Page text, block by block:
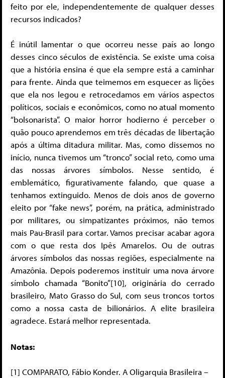
feito por ele, independentemente de qualquer desses
recursos indicados?
É inútil lamentar o que ocorreu nesse país ao longo
desses cinco séculos de existência. Se existe uma coisa
que a história ensina é que ela sempre está a caminhar
para frente. Ainda que teimemos em esquecer as lições
que ela nos legou e retrocedamos em vários aspectos
políticos, sociais e econômicos, como no atual momento
“bolsonarista”. O maior horror hodierno é perceber o
quão pouco aprendemos em três décadas de libertação
após a última ditadura militar. Mas, como dissemos no
início, nunca tivemos um “tronco” social reto, como uma
das nossas árvores símbolos. Nesse sentido, é
emblemático, figurativamente falando, que quase a
tenhamos extinguido. Menos de dois anos de governo
eleito por “fake news”, porém, na prática, administrado
por militares, ou simpatizantes próximos, não temos
mais Pau-Brasil para cortar. Vamos precisar acabar agora
com o que resta dos Ipês Amarelos. Ou de outras
árvores símbolos das nossas regiões, especialmente na
Amazônia. Depois poderemos instituir uma nova árvore
símbolo chamada “Bonito”[10], originária do cerrado
brasileiro, Mato Grasso do Sul, com seus troncos tortos
como a nossa casta de bilionários. A elite brasileira
agradece. Estará melhor representada.
Notas:
[1] COMPARATO, Fábio Konder. A Oligarquia Brasileira –